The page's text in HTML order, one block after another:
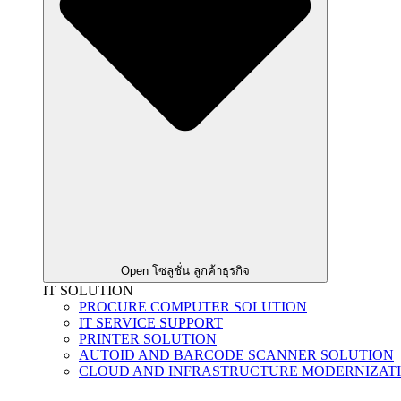
Open โซลูชั่น ลูกค้าธุรกิจ
IT SOLUTION
PROCURE COMPUTER SOLUTION
IT SERVICE SUPPORT
PRINTER SOLUTION
AUTOID AND BARCODE SCANNER SOLUTION
CLOUD AND INFRASTRUCTURE